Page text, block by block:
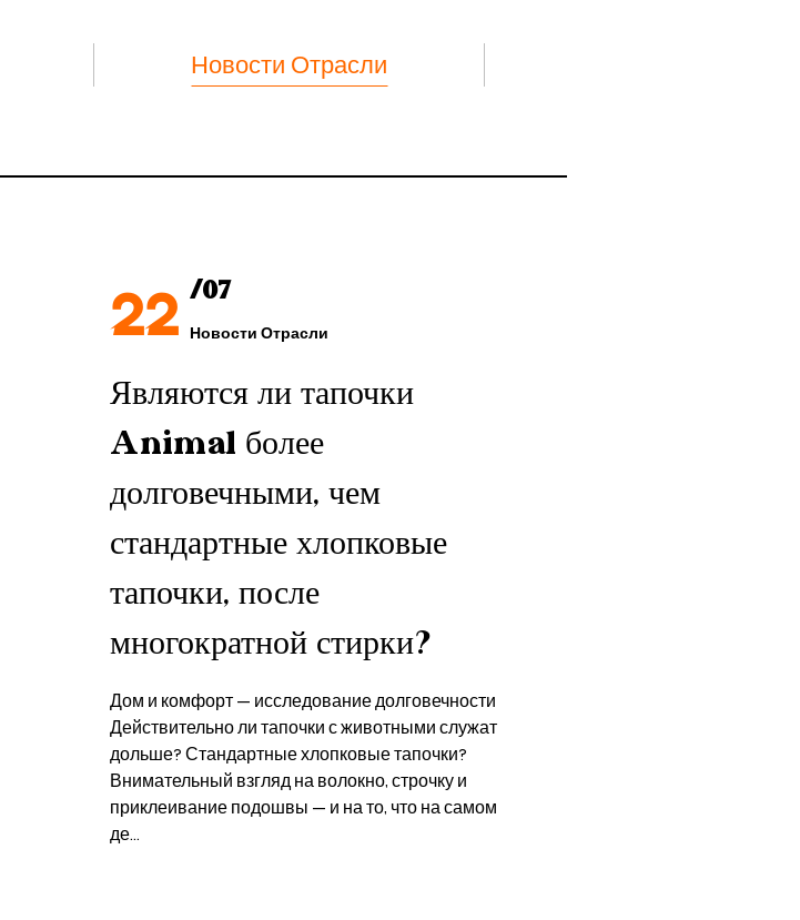
Новости Отрасли
22 /07
Новости Отрасли
Являются ли тапочки
Animal более
долговечными, чем
стандартные хлопковые
тапочки, после
многократной стирки?
Дом и комфорт — исследование долговечности
Действительно ли тапочки с животными служат
дольше? Стандартные хлопковые тапочки?
Внимательный взгляд на волокно, строчку и
приклеивание подошвы — и на то, что на самом
де...